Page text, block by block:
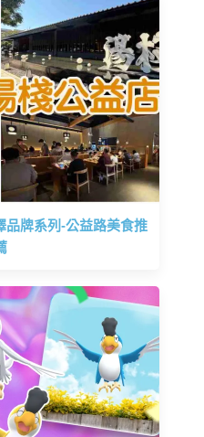
品牌系列-公益路美食推